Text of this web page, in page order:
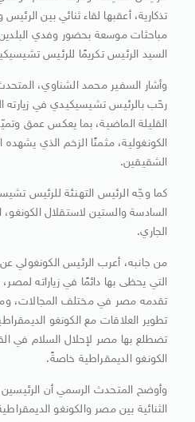
تذكارية، أعقبها لقاء ثنائي بين
مباحثات موسعة بحضور وفدي البلدين،
السيد الرئيس تكريمًا للرئيس
وأشار السفير محمد الشناوي،
رحّب بالرئيس تشيسيكيدي في زيارته
القليلة الماضية، بما يعكس عمق
الكونغولية، مثمنًا الزخم الذي يشهده
الشقيقين.
كما وجّه الرئيس التهنئة للرئيس
السادسة والستين لاستقلال
الجاري.
من جانبه، أعرب الرئيس الكونغولي
التي يحظى بها دائمًا في زياراته
تقدمه مصر في مختلف المجالات،
تطوير العلاقات مع الكونغو
تضطلع بها مصر لإحلال السلام في
الكونغو الديمقراطية خاصةً.
وأوضح المتحدث الرسمي أن الرئيسين
الثنائية بين مصر والكونغو